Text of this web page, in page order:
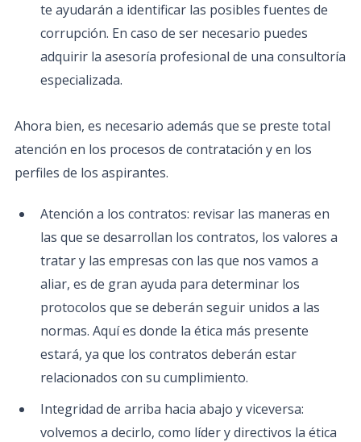
te ayudarán a identificar las posibles fuentes de
corrupción. En caso de ser necesario puedes
adquirir la asesoría profesional de una consultoría
especializada.
Ahora bien, es necesario además que se preste total
atención en los procesos de contratación y en los
perfiles de los aspirantes.
Atención a los contratos: revisar las maneras en
las que se desarrollan los contratos, los valores a
tratar y las empresas con las que nos vamos a
aliar, es de gran ayuda para determinar los
protocolos que se deberán seguir unidos a las
normas. Aquí es donde la ética más presente
estará, ya que los contratos deberán estar
relacionados con su cumplimiento.
Integridad de arriba hacia abajo y viceversa:
volvemos a decirlo, como líder y directivos la ética